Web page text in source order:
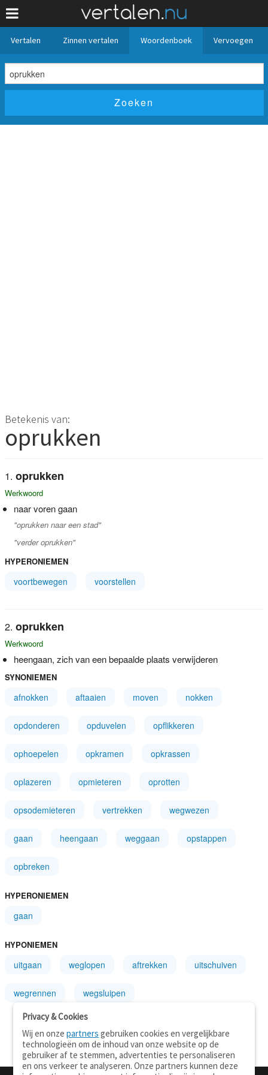
Vertalen Zinnen vertalen Woordenboek Vervoegen
Betekenis van:
oprukken
oprukken
Werkwoord
naar voren gaan
"oprukken naar een stad"
"verder oprukken"
HYPERONIEMEN
voortbewegen voorstellen
oprukken
Werkwoord
heengaan, zich van een bepaalde plaats verwijderen
SYNONIEMEN
afnokken aftaaien moven nokken
opdonderen opduvelen opflikkeren
ophoepelen opkramen opkrassen
oplazeren opmieteren oprotten
opsodemieteren vertrekken wegwezen
gaan heengaan weggaan opstappen
opbreken
HYPERONIEMEN
gaan
HYPONIEMEN
uitgaan weglopen aftrekken uitschuiven
wegrennen wegsluipen
Privacy & Cookies
Wij en onzepartners gebruiken cookies en vergelijkbare
technologieën om de inhoud van onze website op de
gebruiker af te stemmen, advertenties te personaliseren
en ons verkeer te analyseren. Onze partners kunnen deze